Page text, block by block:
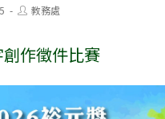
Post教務處
作徵件比賽